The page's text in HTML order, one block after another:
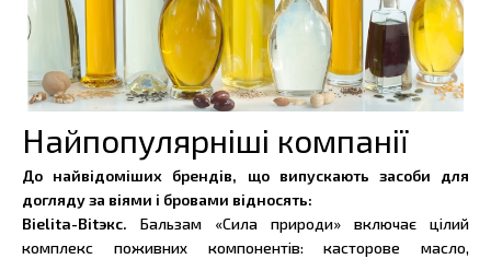
Найпопулярніші компанії
До найвідоміших брендів, що випускають засоби для
догляду за віями і бровами відносять:
Bielita-Bitэкс. Бальзам «Сила природи» включає цілий
комплекс поживних компонентів: касторове масло,